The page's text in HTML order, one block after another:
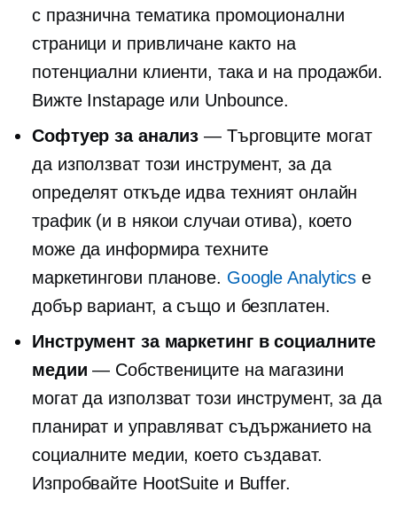
с празнична тематика промоционални
страници и привличане както на
потенциални клиенти, така и на продажби.
Вижте Instapage или Unbounce.
Софтуер за анализ — Търговците могат
да използват този инструмент, за да
определят откъде идва техният онлайн
трафик (и в някои случаи отива), което
може да информира техните
маркетингови планове. Google Analytics е
добър вариант, а също и безплатен.
Инструмент за маркетинг в социалните
медии — Собствениците на магазини
могат да използват този инструмент, за да
планират и управляват съдържанието на
социалните медии, което създават.
Изпробвайте HootSuite и Buffer.